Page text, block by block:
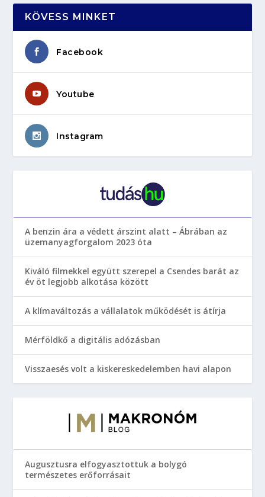
KÖVESS MINKET
Facebook
Youtube
Instagram
A benzin ára a védett árszint alatt – Ábrában az
üzemanyagforgalom 2023 óta
Kiváló filmekkel együtt szerepel a Csendes barát az
év öt legjobb alkotása között
A klímaváltozás a vállalatok működését is átírja
Mérföldkő a digitális adózásban
Visszaesés volt a kiskereskedelemben havi alapon
Augusztusra elfogyasztottuk a bolygó
természetes erőforrásait